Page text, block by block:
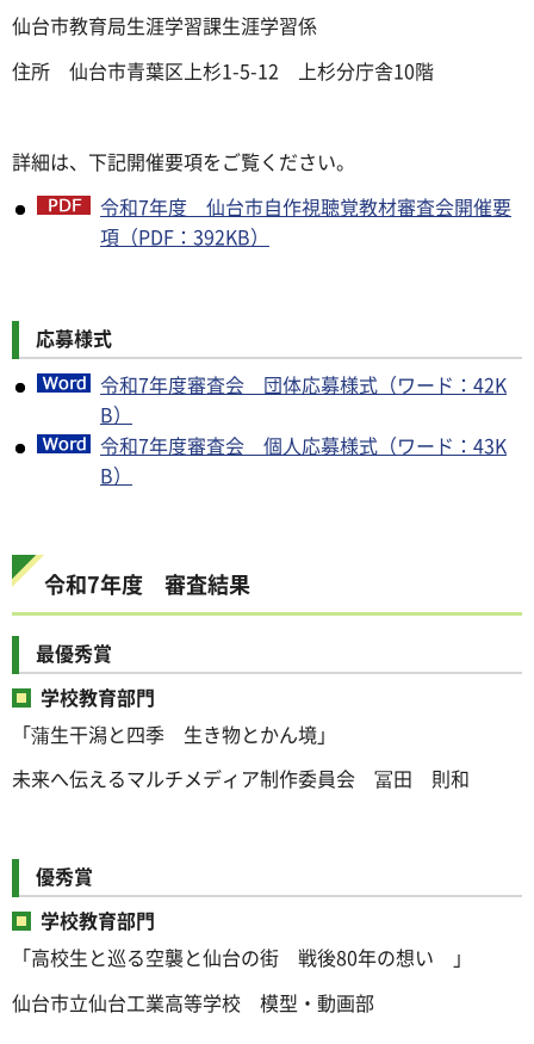
仙台市教育局生涯学習課生涯学習係
住所 仙台市青葉区上杉1-5-12 上杉分庁舎10階
詳細は、下記開催要項をご覧ください。
令和7年度 仙台市自作視聴覚教材審査会開催要
項（PDF：392KB）
応募様式
令和7年度審査会 団体応募様式（ワード：42K
B）
令和7年度審査会 個人応募様式（ワード：43K
B）
令和7年度 審査結果
最優秀賞
学校教育部門
「蒲生干潟と四季 生き物とかん境」
未来へ伝えるマルチメディア制作委員会 冨田 則和
優秀賞
学校教育部門
「高校生と巡る空襲と仙台の街 戦後80年の想い 」
仙台市立仙台工業高等学校 模型・動画部